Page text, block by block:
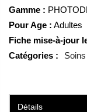
Gamme :
Pour Age : Adultes
Fiche mise-à-jour
Catégories :
Détails